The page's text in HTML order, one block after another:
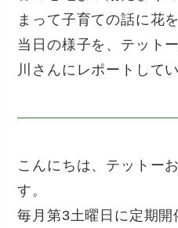
まって子育ての話に花
当日の様子を、テット
川さんにレポートして
こんにちは、テットー
す。
毎月第3土曜日に定期